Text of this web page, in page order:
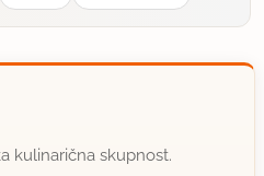
kulinarična skupnost.